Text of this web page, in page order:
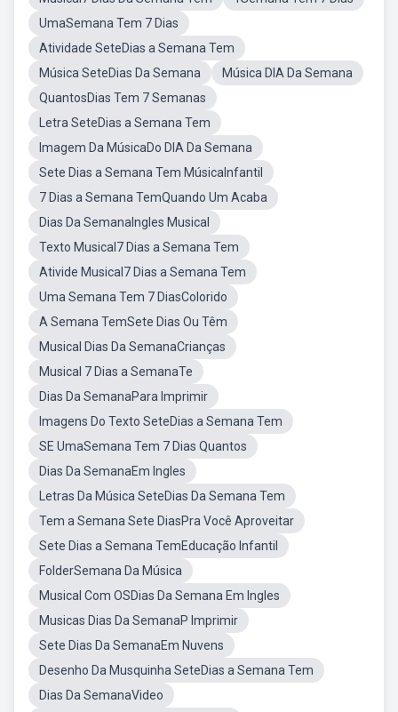
UmaSemana Tem 7 Dias
Atividade SeteDias a Semana Tem
Música SeteDias Da Semana
Música DIA Da Semana
QuantosDias Tem 7 Semanas
Letra SeteDias a Semana Tem
Imagem Da MúsicaDo DIA Da Semana
Sete Dias a Semana Tem MúsicaInfantil
7 Dias a Semana TemQuando Um Acaba
Dias Da SemanaIngles Musical
Texto Musical7 Dias a Semana Tem
Ativide Musical7 Dias a Semana Tem
Uma Semana Tem 7 DiasColorido
A Semana TemSete Dias Ou Têm
Musical Dias Da SemanaCrianças
Musical 7 Dias a SemanaTe
Dias Da SemanaPara Imprimir
Imagens Do Texto SeteDias a Semana Tem
SE UmaSemana Tem 7 Dias Quantos
Dias Da SemanaEm Ingles
Letras Da Música SeteDias Da Semana Tem
Tem a Semana Sete DiasPra Você Aproveitar
Sete Dias a Semana TemEducação Infantil
FolderSemana Da Música
Musical Com OSDias Da Semana Em Ingles
Musicas Dias Da SemanaP Imprimir
Sete Dias Da SemanaEm Nuvens
Desenho Da Musquinha SeteDias a Semana Tem
Dias Da SemanaVideo